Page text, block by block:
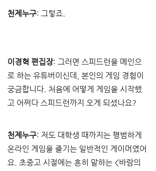
천제누구: 그렇죠.
이경혁 편집장: 그러면 스피드런을 메인으
로 하는 유튜버이신데, 본인의 게임 경험이
궁금합니다. 처음에 어떻게 게임을 시작했
고 어쩌다 스피드런까지 오게 되셨나요?
천제누구: 저도 대학생 때까지는 평범하게
온라인 게임을 즐기는 일반적인 게이머였어
요. 초중고 시절에는 흔히 말하는 <바람의